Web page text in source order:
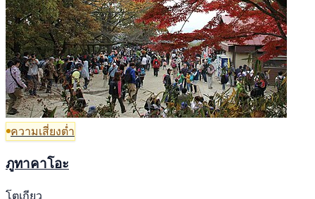
ความเสี่ยงต่ำ
ภูทาคาโอะ
โตเกียว